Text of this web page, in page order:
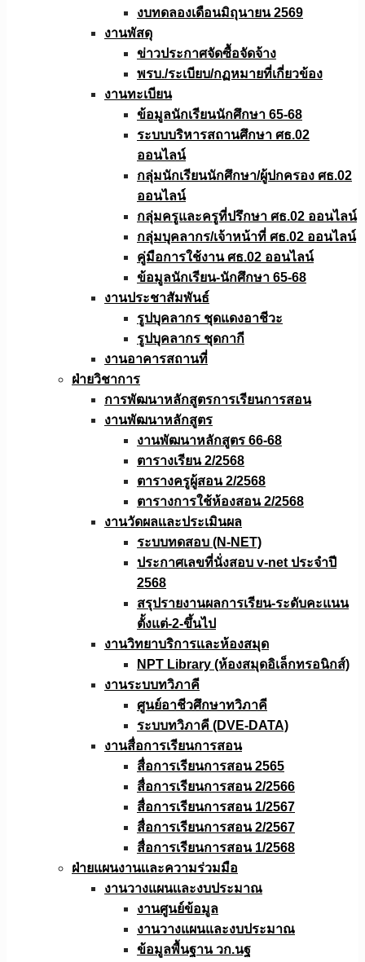
งบทดลองเดือนมิถุนายน 2569
งานพัสดุ
ข่าวประกาศจัดซื้อจัดจ้าง
พรบ./ระเบียบ/กฏหมายที่เกี่ยวข้อง
งานทะเบียน
ข้อมูลนักเรียนนักศึกษา 65-68
ระบบบริหารสถานศึกษา ศธ.02
ออนไลน์
กลุ่มนักเรียนนักศึกษา/ผู้ปกครอง ศธ.02
ออนไลน์
กลุ่มครูและครูที่ปรึกษา ศธ.02 ออนไลน์
กลุ่มบุคลากร/เจ้าหน้าที่ ศธ.02 ออนไลน์
คู่มือการใช้งาน ศธ.02 ออนไลน์
ข้อมูลนักเรียน-นักศึกษา 65-68
งานประชาสัมพันธ์
รูปบุคลากร ชุดแดงอาชีวะ
รูปบุคลากร ชุดกากี
งานอาคารสถานที่
ฝ่ายวิชาการ
การพัฒนาหลักสูตรการเรียนการสอน
งานพัฒนาหลักสูตร
งานพัฒนาหลักสูตร 66-68
ตารางเรียน 2/2568
ตารางครูผู้สอน 2/2568
ตารางการใช้ห้องสอน 2/2568
งานวัดผลเเละประเมินผล
ระบบทดสอบ (N-NET)
ประกาศเลขที่นั่งสอบ v-net ประจำปี
2568
สรุปรายงานผลการเรียน-ระดับคะแนน
ตั้งแต่-2-ขึ้นไป
งานวิทยาบริการเเละห้องสมุด
NPT Library (ห้องสมุดอิเล็กทรอนิกส์)
งานระบบทวิภาคี
ศูนย์อาชีวศึกษาทวิภาคี
ระบบทวิภาคี (DVE-DATA)
งานสื่อการเรียนการสอน
สื่อการเรียนการสอน 2565
สื่อการเรียนการสอน 2/2566
สื่อการเรียนการสอน 1/2567
สื่อการเรียนการสอน 2/2567
สื่อการเรียนการสอน 1/2568
ฝ่ายแผนงานเเละความร่วมมือ
งานวางแผนเเละงบประมาณ
งานศูนย์ข้อมูล
งานวางแผนและงบประมาณ
ข้อมูลพื้นฐาน วก.นฐ